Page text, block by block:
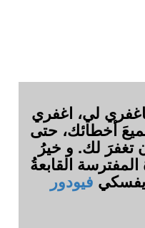
لي، اغفري
أخطائك، حتى
لك. و خيرُ
القابعةُ
فيودور